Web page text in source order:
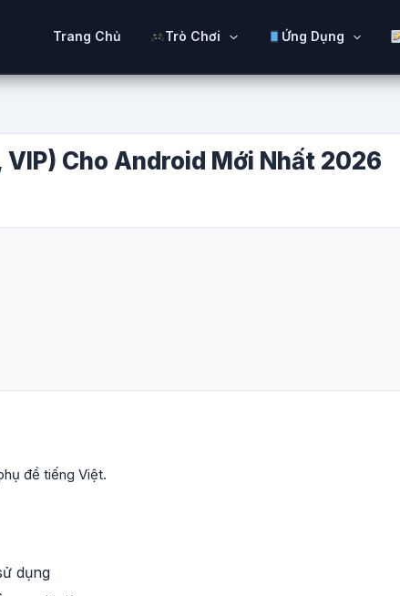
Trang Chủ Trò Chơi Ứng Dụng
Cho Android Mới Nhất 2026
đề tiếng Việt.
dụng